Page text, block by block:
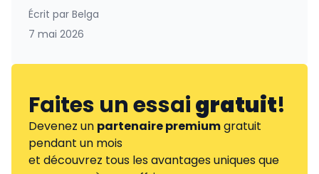
Écrit par Belga
7 mai 2026
Faites un essaigratuit!
Devenez un partenaire premiumgratuit
pendant un mois
et découvrez tous les avantages uniques que